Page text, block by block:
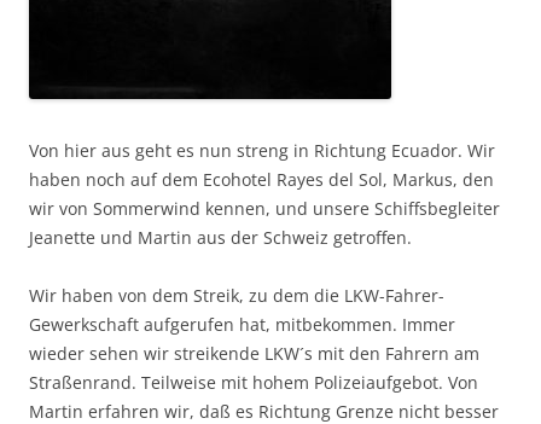
Von hier aus geht es nun streng in Richtung Ecuador. Wir
haben noch auf dem Ecohotel Rayes del Sol, Markus, den
wir von Sommerwind kennen, und unsere Schiffsbegleiter
Jeanette und Martin aus der Schweiz getroffen.
Wir haben von dem Streik, zu dem die LKW-Fahrer-
Gewerkschaft aufgerufen hat, mitbekommen. Immer
wieder sehen wir streikende LKW´s mit den Fahrern am
Straßenrand. Teilweise mit hohem Polizeiaufgebot. Von
Martin erfahren wir, daß es Richtung Grenze nicht besser